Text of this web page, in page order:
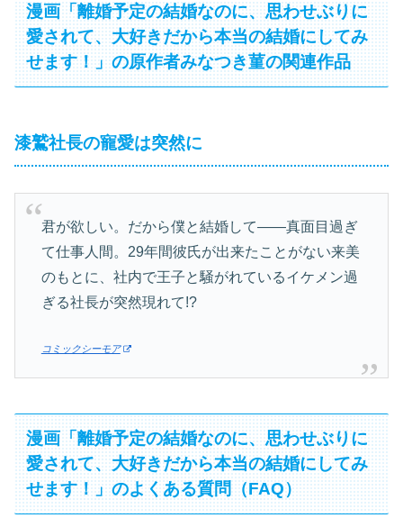
漫画「離婚予定の結婚なのに、思わせぶりに
愛されて、大好きだから本当の結婚にしてみ
せます！」の原作者みなつき菫の関連作品
漆鷲社長の寵愛は突然に
君が欲しい。だから僕と結婚して――真面目過ぎ
て仕事人間。29年間彼氏が出来たことがない来美
のもとに、社内で王子と騒がれているイケメン過
ぎる社長が突然現れて!?
コミックシーモア
漫画「離婚予定の結婚なのに、思わせぶりに
愛されて、大好きだから本当の結婚にしてみ
せます！」のよくある質問（FAQ）